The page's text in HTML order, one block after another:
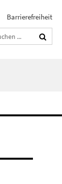
Barrierefreiheit